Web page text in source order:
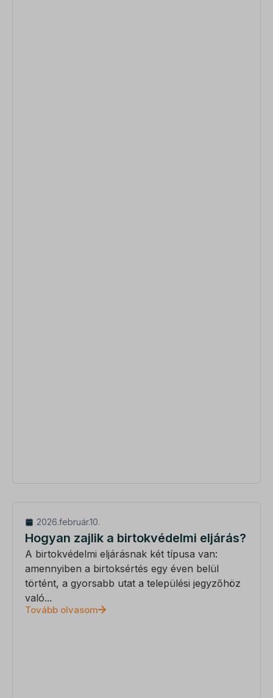
2026.február.10.
Hogyan zajlik a birtokvédelmi eljárás?
A birtokvédelmi eljárásnak két típusa van:
amennyiben a birtoksértés egy éven belül
történt, a gyorsabb utat a települési jegyzőhöz
való...
Tovább olvasom